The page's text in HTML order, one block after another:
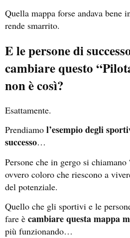
Quella mappa forse andava bene
rende smarrito.
E le persone di
cambiare questo
non è così?
Esattamente.
Prendiamo l’esempio degli
successo…
Persone che in gergo si
ovvero coloro che riescono a
del potenziale.
Quello che gli sportivi e le
fare è cambiare questa mappa
più funzionando…